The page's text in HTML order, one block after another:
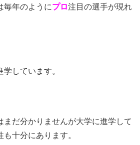
毎年のようにプロ注目の選手が現れ
しています。
まだ分かりませんが大学に進学して
十分にあります。